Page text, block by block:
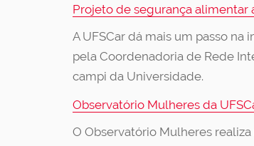
Projeto de segurança
A UFSCar dá mais um passo
pela Coordenadoria de Rede
campi da Universidade.
Observatório Mulheres da
O Observatório Mulheres